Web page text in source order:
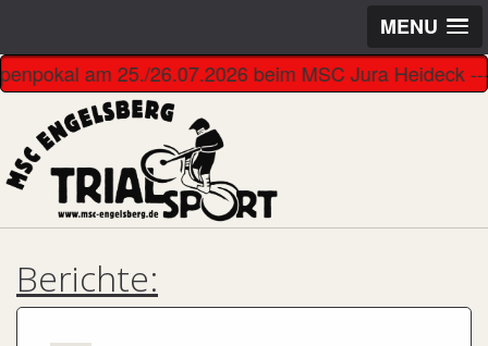
MENU
am 25./26.07.2026 beim MSC Jura Heideck
Berichte: